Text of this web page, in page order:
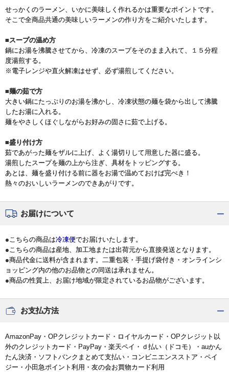
せっかくのラーメン、いかに美味しく作れるかは重要なポイントです。
そこで全商品共通の美味しいラーメンの作り方をご紹介いたします。
■スープの温め方
鍋にお湯を沸騰させてから、冷凍のスープをそのまま入れて、１５分程
度湯煎する。
※電子レンジや直火解凍はせず、必ず湯煎してください。
■麺の茹で方
大きい鍋にたっぷりのお湯を沸かし、冷凍状態の麺を袋から出して沸騰
したお湯に入れる。
麺をやさしくほぐしながらお好みの固さに茹で上げる。
■盛り付け方
茹であがった麺をザルに上げ、よく湯切りして用意した器に盛る。
湯煎したスープを麺の上から注ぎ、具材をトッピングする。
あとは、麺を盛り付ける前に器をお湯で温めておけば完ぺき！
熱々のおいしいラーメンのできあがりです。
お届けについて
●こちらの商品は冷凍便でお届けいたします。
●こちらの商品は産地、加工地または出荷元から直接発送となります。
●商品代金に送料が含まれます。二重包装・手提げ袋付き・オンラインシ
ョッピング内の他のお品物との同送は承れません。
●商品の性質上、お届け地域が限定されているお品物がございます。
お支払方法
AmazonPay・OPクレジットカード・ロイヤルカード・OPクレジット以
外のクレジットカード・PayPay・楽天ペイ・ｄ払い（ドコモ）・auかん
たん決済・ソフトバンクまとめて支払い・コンビニエンスストア・ペイ
ジー・小田急ポイント利用・友の会お買物カード利用